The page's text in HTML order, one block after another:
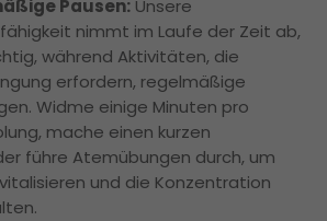
Pausen: Unsere
nimmt im Laufe der Zeit ab,
während Aktivitäten, die
erfordern, regelmäßige
Widme einige Minuten pro
mache einen kurzen
führe Atemübungen durch, um
und die Konzentration